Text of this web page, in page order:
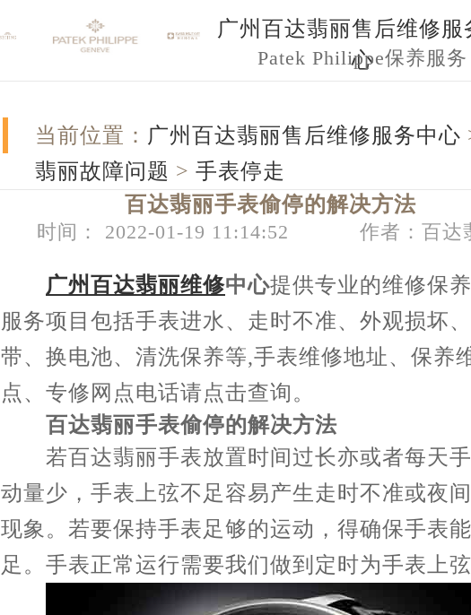
广州百达翡丽售后维修服
心
Patek Philippe保养服务
当前位置： 广州百达翡丽售后维修服务中心
翡丽故障问题 > 手表停走
百达翡丽手表偷停的解决方法
时间： 2022-01-19 11:14:52 作者：百达
广州百达翡丽维修中心提供专业的维修保
服务项目包括手表进水、走时不准、外观损坏
带、换电池、清洗保养等,手表维修地址、保养
点、专修网点电话请点击查询。
百达翡丽手表偷停的解决方法
若百达翡丽手表放置时间过长亦或者每天
动量少，手表上弦不足容易产生走时不准或夜
现象。若要保持手表足够的运动，得确保手表
足。手表正常运行需要我们做到定时为手表上弦